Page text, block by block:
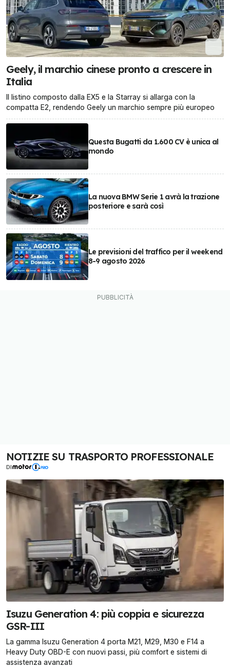
Geely, il marchio cinese pronto a crescere in
Italia
Il listino composto dalla EX5 e la Starray si allarga con la
compatta E2, rendendo Geely un marchio sempre più europeo
Questa Bugatti da 1.600 CV è unica al
mondo
La nuova BMW Serie 1 avrà la trazione
posteriore e sarà così
Le previsioni del traffico per il weekend
8-9 agosto 2026
NOTIZIE SU TRASPORTO PROFESSIONALE
DI
Isuzu Generation 4: più coppia e sicurezza
GSR-III
La gamma Isuzu Generation 4 porta M21, M29, M30 e F14 a
Heavy Duty OBD-E con nuovi passi, più comfort e sistemi di
assistenza avanzati